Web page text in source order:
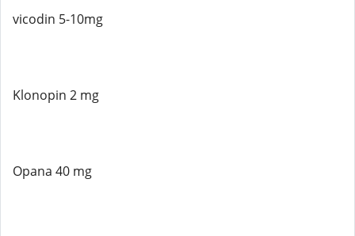
vicodin 5-10mg
Klonopin 2 mg
Opana 40 mg